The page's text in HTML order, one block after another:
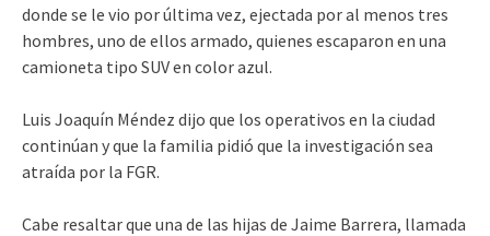
donde se le vio por última vez, ejectada por al menos tres
hombres, uno de ellos armado, quienes escaparon en una
camioneta tipo SUV en color azul.
Luis Joaquín Méndez dijo que los operativos en la ciudad
continúan y que la familia pidió que la investigación sea
atraída por la FGR.
Cabe resaltar que una de las hijas de Jaime Barrera, llamada